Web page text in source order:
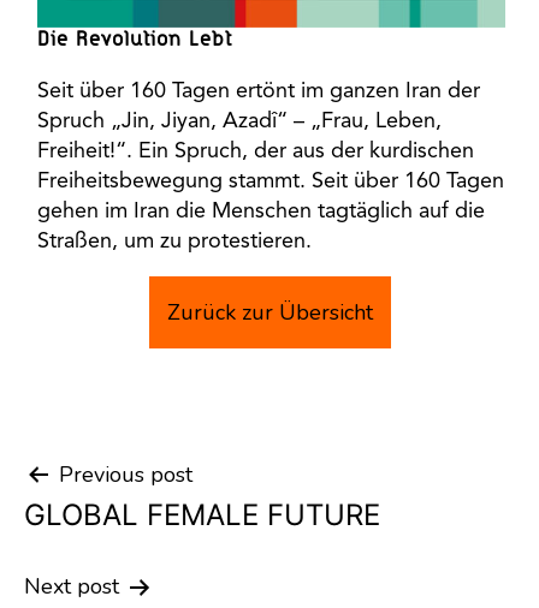
Die Revolution Lebt
Seit über 160 Tagen ertönt im ganzen Iran der
Spruch „Jin, Jiyan, Azadî“ – „Frau, Leben,
Freiheit!“. Ein Spruch, der aus der kurdischen
Freiheitsbewegung stammt. Seit über 160 Tagen
gehen im Iran die Menschen tagtäglich auf die
Straßen, um zu protestieren.
Zurück zur Übersicht
Post
navigation
Previous post
GLOBAL FEMALE FUTURE
Next post